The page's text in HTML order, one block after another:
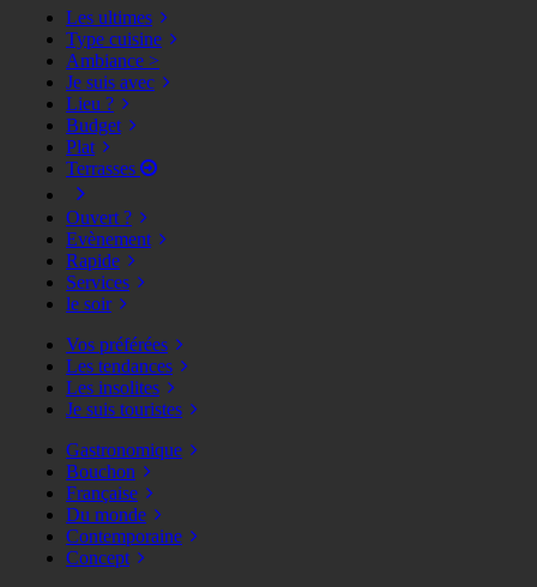
Les ultimes
Type cuisine
Ambiance >
Je suis avec
Lieu ?
Budget
Plat
Terrasses
Ouvert ?
Evènement
Rapide
Services
le soir
Vos préférées
Les tendances
Les insolites
Je suis touristes
Gastronomique
Bouchon
Française
Du monde
Contemporaine
Concept